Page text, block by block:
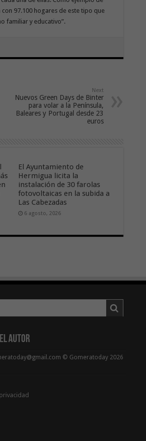
97.100 hogares de este tipo que
familiar y educativo”.
Next
Nuevos Green Days de Binter
para volar a la Península,
Baleares y Portugal desde 23
euros
El Ayuntamiento de
Hermigua licita la
instalación de 30 farolas
fotovoltaicas en la subida a
Las Cabezadas
6 agosto, 2026
Autor
© Gomeratoday 2026